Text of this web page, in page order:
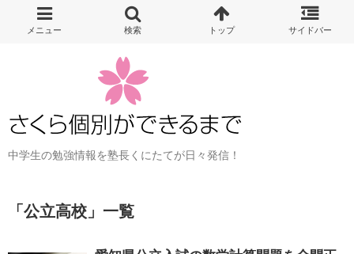
中学生の勉強情報を塾長くにたてが日々発信！
「 公立高校 」 一覧